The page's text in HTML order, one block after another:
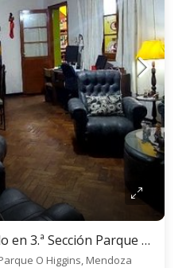
Hotel en venta ubicado en 3.ª Sección Parque O Higgins
O Higgins, Mendoza